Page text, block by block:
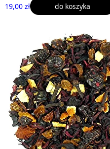
19,00 zł do koszyka